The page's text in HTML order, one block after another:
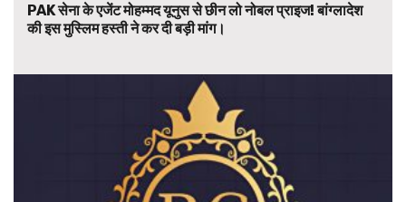
PAK सेना के एजेंट मोहम्मद यूनुस से छीन लो नोबल प्राइज! बांग्लादेश
की इस मुस्लिम हस्ती ने कर दी बड़ी मांग।